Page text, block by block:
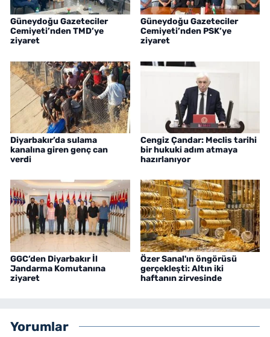
Güneydoğu Gazeteciler
Cemiyeti’nden TMD’ye
ziyaret
Güneydoğu Gazeteciler
Cemiyeti’nden PSK’ye
ziyaret
Diyarbakır’da sulama
kanalına giren genç can
verdi
Cengiz Çandar: Meclis tarihi
bir hukuki adım atmaya
hazırlanıyor
GGC’den Diyarbakır İl
Jandarma Komutanına
ziyaret
Özer Sanal'ın öngörüsü
gerçekleşti: Altın iki
haftanın zirvesinde
Yorumlar